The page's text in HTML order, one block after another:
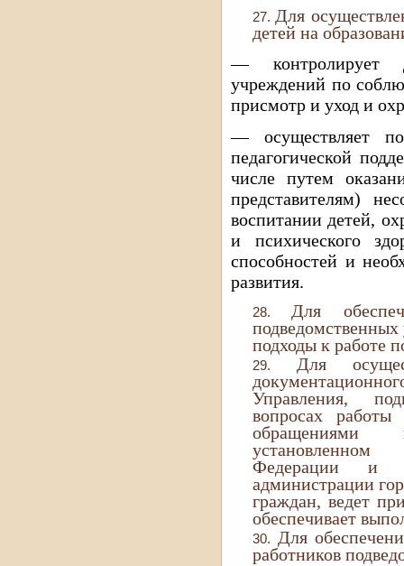
Для
детей на
— контролирует
учреждений по
присмотр и уход и
— осуществляет
педагогической
числе путем
представителям)
воспитании детей,
и психического
способностей и
развития.
Для
подходы к работе
Для
Управления,
вопросах
обращениями
установленном
Федерации и
администрации
граждан, ведет
обеспечивает
Для
работников